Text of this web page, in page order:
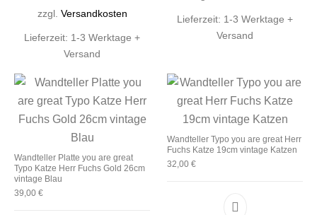
zzgl. Versandkosten
Lieferzeit: 1-3 Werktage +
Versand
Lieferzeit: 1-3 Werktage +
Versand
Wandteller Platte you are great
Typo Katze Herr Fuchs Gold 26cm
vintage Blau
39,00 €
Wandteller Typo you are great Herr
Fuchs Katze 19cm vintage Katzen
32,00 €